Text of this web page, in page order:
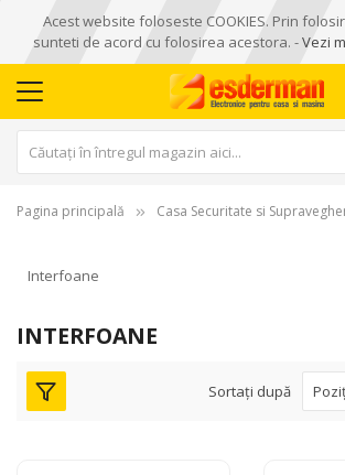
Acest website foloseste COOKIES. Prin
sunteti de acord cu folosirea acestora. -Vezi
Pagina principală Casa Securitate si
Interfoane
INTERFOANE
Sortați după